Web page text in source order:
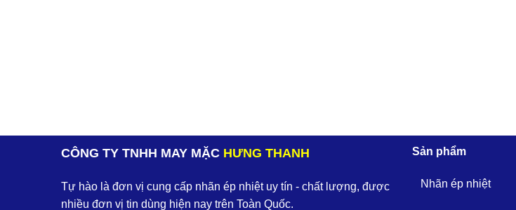
CÔNG TY TNHH MAY MẶC HƯNG THANH
Tự hào là đơn vị cung cấp nhãn ép nhiệt uy tín - chất lượng, được
nhiều đơn vị tin dùng hiện nay trên Toàn Quốc.
Sản phẩm
Nhãn ép nhiệt